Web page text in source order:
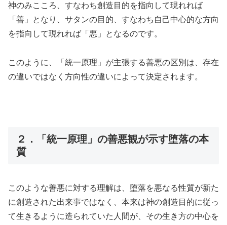
神のみこころ、すなわち創造目的を指向して現れれば
「善」となり、サタンの目的、すなわち自己中心的な方向
を指向して現れれば「悪」となるのです。
このように、「統一原理」が主張する善悪の区別は、存在
の違いではなく方向性の違いによって決定されます。
２．「統一原理」の善悪観が示す堕落の本
質
このような善悪に対する理解は、堕落を悪なる性質が新た
に創造された出来事ではなく、本来は神の創造目的に従っ
て生きるように造られていた人間が、その生き方の中心を